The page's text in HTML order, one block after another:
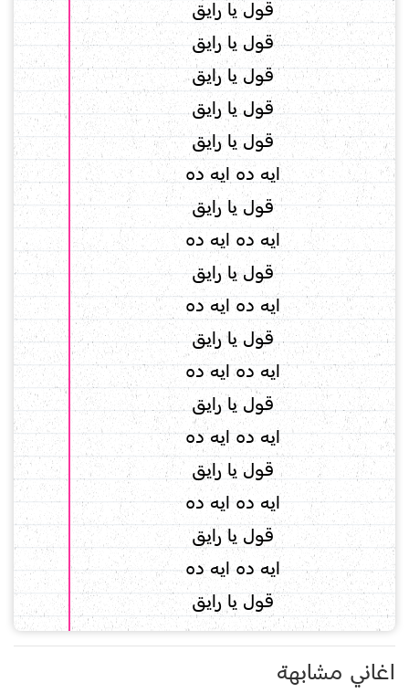
قول يا رايق
قول يا رايق
قول يا رايق
قول يا رايق
قول يا رايق
ايه ده ايه ده
قول يا رايق
ايه ده ايه ده
قول يا رايق
ايه ده ايه ده
قول يا رايق
ايه ده ايه ده
قول يا رايق
ايه ده ايه ده
قول يا رايق
ايه ده ايه ده
قول يا رايق
ايه ده ايه ده
قول يا رايق
اغاني مشابهة